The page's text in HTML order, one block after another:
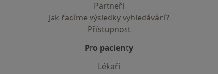
Partneři
Jak řadíme výsledky vyhledávání?
Přístupnost
Pro pacienty
Lékaři